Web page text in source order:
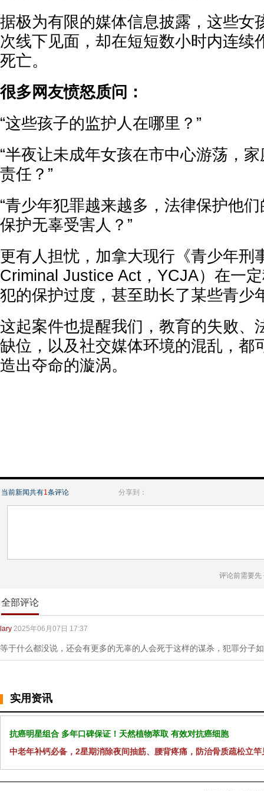
据极为有限的媒体信息披露，这些女
次线下见面，却在短短数小时内连续
死亡。
很多网友愤怒质问：
“这些孩子的监护人在哪里？”
“半夜让未成年女孩在市中心游荡，
责任？”
“青少年犯罪越来越多，法律保护他
保护无辜受害人？”
更有人担忧，加拿大现行《青少年刑
Criminal Justice Act，YCJA）在一
犯的保护过度，甚至助长了某些青少
这起案件也提醒我们，教育的失败、
缺位，以及社交媒体环境的混乱，都
造出夺命的漩涡。
当前新闻共有1条评论 分享到：
评论前需要先
全部评论
lary 2025年06月07日 17:37
等于什么都没说，还会有更多的无辜的人会死于这样的谋杀，犯罪分子
实用资讯
抗癌明星组合 多年口碑保证！天然植物萃取 有效对抗癌细胞
中老年补钙必备，2星期消除夜间抽筋、腰背疼痛，防治骨质疏松立竿